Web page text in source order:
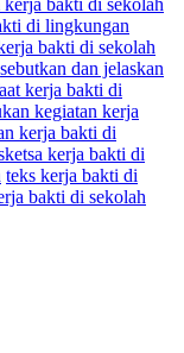
di lingkungan
bakti di sekolah
sebutkan dan jelaskan
kerja bakti di
kegiatan kerja
kerja bakti di
kerja bakti di
teks kerja bakti di
bakti di sekolah